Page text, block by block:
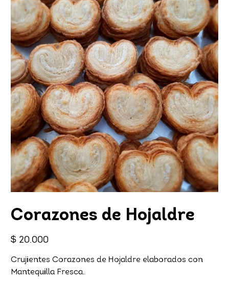
Corazones de Hojaldre
Precio
$ 20.000
Crujientes Corazones de Hojaldre elaborados con
Mantequilla Fresca.